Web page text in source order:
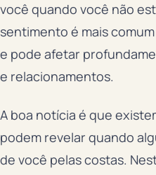
você quando você não
sentimento é mais
e pode afetar
e relacionamentos.
A boa notícia é que
podem revelar quando
de você pelas costas.